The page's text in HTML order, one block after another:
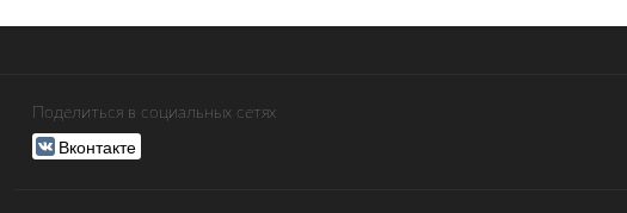
Поделиться в социальных сетях
Вконтакте